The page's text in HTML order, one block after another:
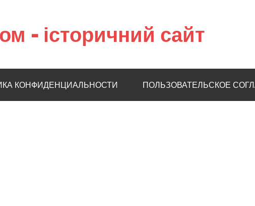
– історичний сайт
КОНФИДЕНЦИАЛЬНОСТИ ПОЛЬЗОВАТЕЛЬСКОЕ